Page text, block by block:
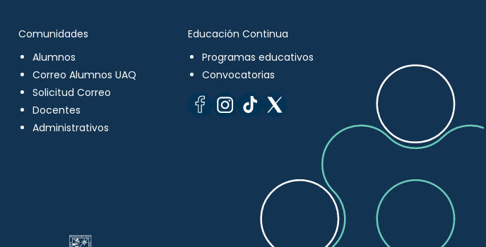
Comunidades
Alumnos
Correo Alumnos UAQ
Solicitud Correo
Docentes
Administrativos
Educación Continua
Programas educativos
Convocatorias